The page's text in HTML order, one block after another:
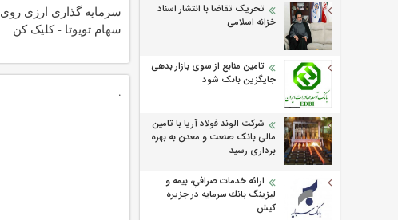
تحریک تقاضا با انتشار اسناد
خزانه اسلامی
تامین منابع از سوی بازار بدهی
جایگزین بانک شود
شرکت الوند فولاد آریا با تامین
مالی بانک صنعت و معدن به بهره
برداری رسید
ارائه خدمات صرافي، بيمه و
ليزينگ بانك سرمايه در جزيره
كيش
سرمایه گذاری ارزی روی
سهام تویوتا - کلیک کن
.